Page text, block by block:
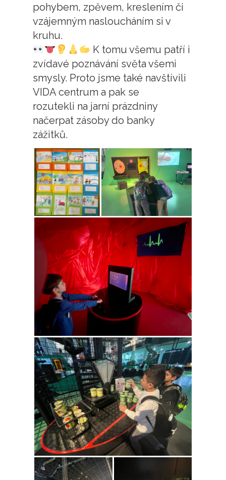
pohybem, zpěvem, kreslením či
vzájemným nasloucháním si v
kruhu.
K tomu všemu patří i
zvídavé poznávání světa všemi
smysly. Proto jsme také navštívili
VIDA centrum a pak se
rozutekli na jarní prázdniny
načerpat zásoby do banky
zážitků.